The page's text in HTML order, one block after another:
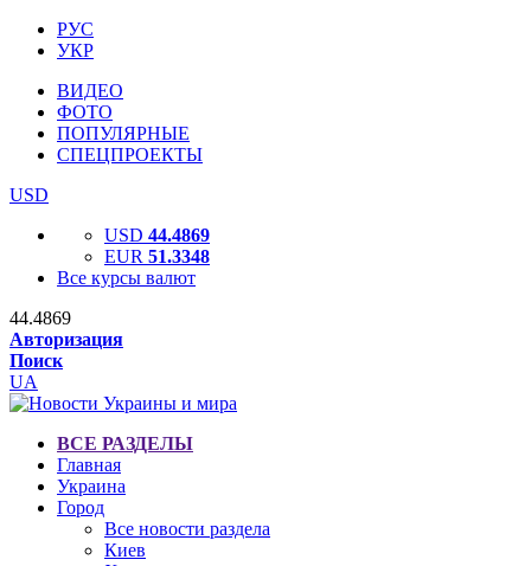
РУС
УКР
ВИДЕО
ФОТО
ПОПУЛЯРНЫЕ
СПЕЦПРОЕКТЫ
USD
USD 44.4869
EUR 51.3348
Все курсы валют
44.4869
Авторизация
Поиск
UA
ВСЕ РАЗДЕЛЫ
Главная
Украина
Город
Все новости раздела
Киев